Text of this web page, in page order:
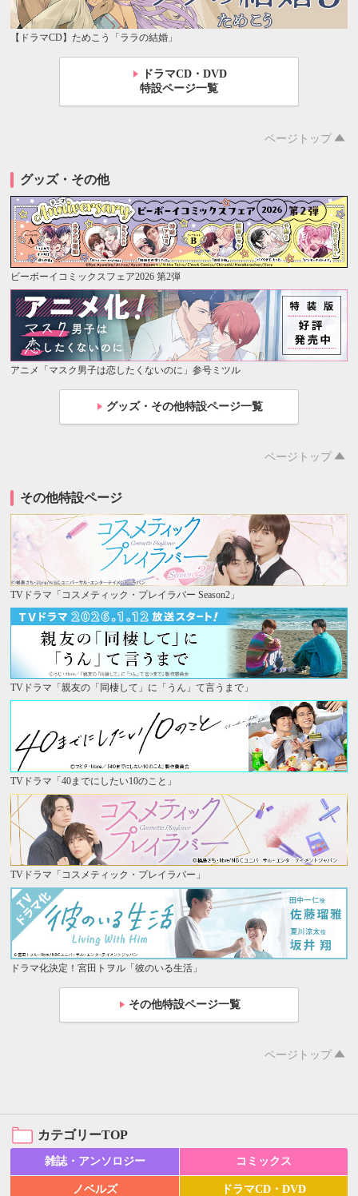
【ドラマCD】ためこう「ララの結婚」
ドラマCD・DVD
特設ページ一覧
ページトップ
グッズ・その他
ビーボーイコミックスフェア2026 第2弾
アニメ「マスク男子は恋したくないのに」参号ミツル
グッズ・その他特設ページ一覧
ページトップ
その他特設ページ
TVドラマ「コスメティック・プレイラバー Season2」
TVドラマ「親友の「同棲して」に「うん」て言うまで」
TVドラマ「40までにしたい10のこと」
TVドラマ「コスメティック・プレイラバー」
ドラマ化決定！宮田トヲル「彼のいる生活」
その他特設ページ一覧
ページトップ
カテゴリーTOP
雑誌・アンソロジー コミックス
ノベルズ ドラマCD・DVD